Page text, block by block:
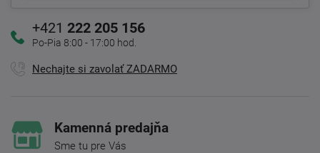
+421 222 205 156
Po-Pia 8:00 - 17:00 hod.
Nechajte si zavolať ZADARMO
Kamenná predajňa
Sme tu pre Vás